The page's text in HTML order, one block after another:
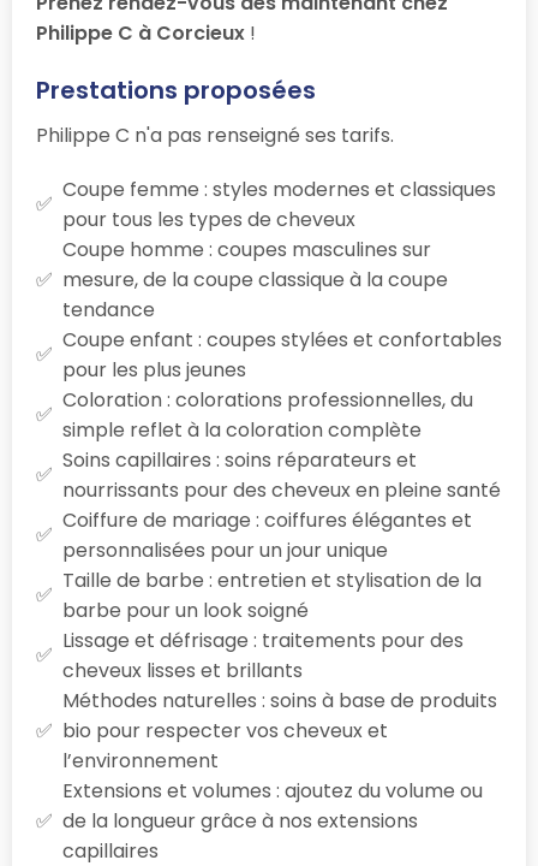
Philippe C à Corcieux !
Prestations proposées
Philippe C n'a pas renseigné ses tarifs.
Coupe femme : styles modernes et classiques
pour tous les types de cheveux
Coupe homme : coupes masculines sur
mesure, de la coupe classique à la coupe
tendance
Coupe enfant : coupes stylées et confortables
pour les plus jeunes
Coloration : colorations professionnelles, du
simple reflet à la coloration complète
Soins capillaires : soins réparateurs et
nourrissants pour des cheveux en pleine santé
Coiffure de mariage : coiffures élégantes et
personnalisées pour un jour unique
Taille de barbe : entretien et stylisation de la
barbe pour un look soigné
Lissage et défrisage : traitements pour des
cheveux lisses et brillants
Méthodes naturelles : soins à base de produits
bio pour respecter vos cheveux et
l’environnement
Extensions et volumes : ajoutez du volume ou
de la longueur grâce à nos extensions
capillaires